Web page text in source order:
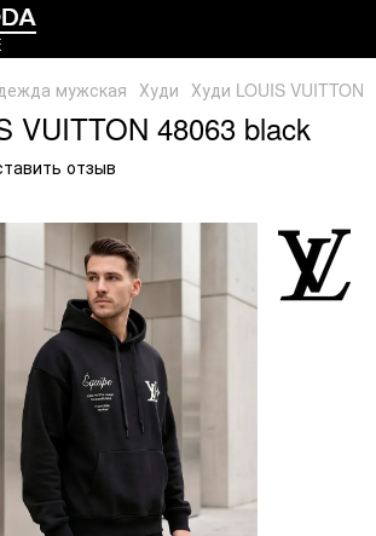
мужская Худи Худи LOUIS VUITTON
VUITTON 48063 black
отзыв